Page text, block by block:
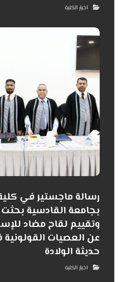
اخبار الكلية
رسالة ماجستير في
بجامعة القادسية
وتقييم لقاح مضاد
عن العصيات القولونية
حديثة الولادة
اخبار الكلية